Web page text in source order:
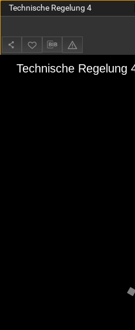
Technische Regelung 4